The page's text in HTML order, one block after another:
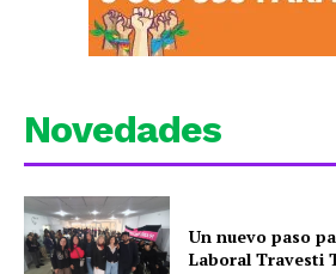
Novedades
Un nuevo paso
Laboral Travesti